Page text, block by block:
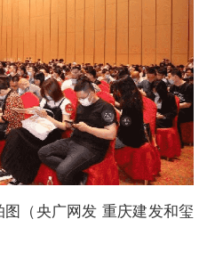
（央广网发 重庆建发和玺